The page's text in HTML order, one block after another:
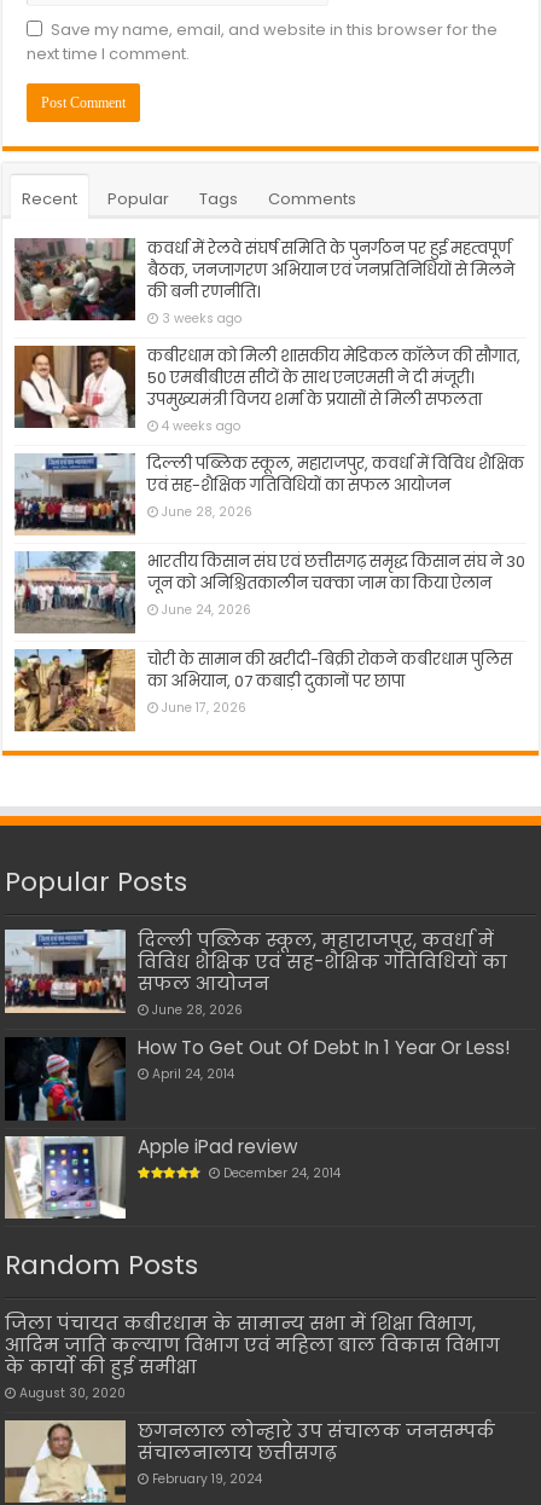
Save my name, email, and website in this browser for the
next time I comment.
Recent Popular Tags Comments
कवर्धा में रेलवे संघर्ष समिति के पुनर्गठन पर हुई महत्वपूर्ण
बैठक, जनजागरण अभियान एवं जनप्रतिनिधियों से मिलने
की बनी रणनीति।
3 weeks ago
कबीरधाम को मिली शासकीय मेडिकल कॉलेज की सौगात,
50 एमबीबीएस सीटों के साथ एनएमसी ने दी मंजूरी।
उपमुख्यमंत्री विजय शर्मा के प्रयासों से मिली सफलता
4 weeks ago
दिल्ली पब्लिक स्कूल, महाराजपुर, कवर्धा में विविध शैक्षिक
एवं सह-शैक्षिक गतिविधियों का सफल आयोजन
June 28, 2026
भारतीय किसान संघ एवं छत्तीसगढ़ समृद्ध किसान संघ ने 30
जून को अनिश्चितकालीन चक्का जाम का किया ऐलान
June 24, 2026
चोरी के सामान की खरीदी-बिक्री रोकने कबीरधाम पुलिस
का अभियान, 07 कबाड़ी दुकानों पर छापा
June 17, 2026
Popular Posts
दिल्ली पब्लिक स्कूल, महाराजपुर, कवर्धा में
विविध शैक्षिक एवं सह-शैक्षिक गतिविधियों का
सफल आयोजन
June 28, 2026
How To Get Out Of Debt In 1 Year Or Less!
April 24, 2014
Apple iPad review
December 24, 2014
Random Posts
जिला पंचायत कबीरधाम के सामान्य सभा में शिक्षा विभाग,
आदिम जाति कल्याण विभाग एवं महिला बाल विकास विभाग
के कार्यो की हुई समीक्षा
August 30, 2020
छगनलाल लोन्हारे उप संचालक जनसम्पर्क
संचालनालाय छत्तीसगढ़
February 19, 2024